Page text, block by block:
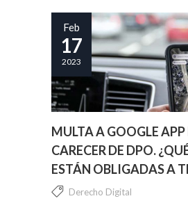
Feb
17
2023
MULTA A GOOGLE APP
CARECER DE DPO.
ESTÁN OBLIGADAS A
Derecho Digital